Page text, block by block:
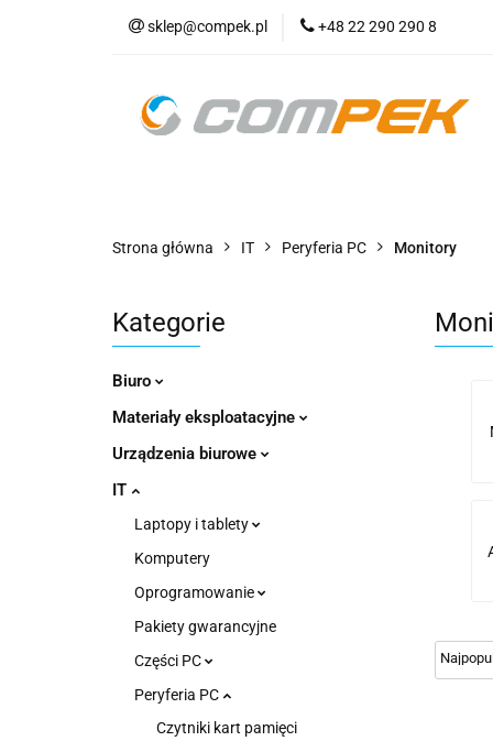
sklep@compek.pl +48 22 290 290 8
O nas
Strona główna IT Peryferia PC Monitory
Kategorie
Biuro
Materiały eksploatacyjne
Urządzenia biurowe
IT
Laptopy i tablety
Komputery
Oprogramowanie
Pakiety gwarancyjne
Części PC
Peryferia PC
Czytniki kart pamięci